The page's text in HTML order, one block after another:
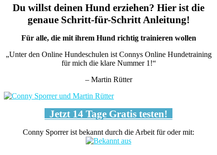
Du willst deinen Hund erziehen? Hier ist die
genaue Schritt-für-Schritt Anleitung!
Für alle, die mit ihrem Hund richtig trainieren wollen
„Unter den Online Hundeschulen ist Connys Online Hundetraining
für mich die klare Nummer 1!“
– Martin Rütter
Jetzt 14 Tage Gratis testen!
Conny Sporrer ist bekannt durch die Arbeit für oder mit: